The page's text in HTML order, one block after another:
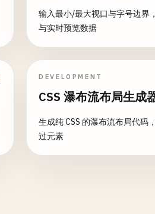
输入最小/最大视口与字号边界
与实时预览数据
DEVELOPMENT
CSS 瀑布流布局生成
生成纯 CSS 的瀑布流布局代码
过元素